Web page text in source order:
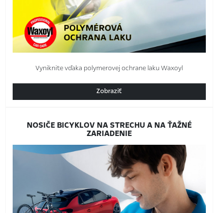
Vyniknite vďaka polymerovej ochrane laku Waxoyl
Zobraziť
NOSIČE BICYKLOV NA STRECHU A NA ŤAŽNÉ
ZARIADENIE